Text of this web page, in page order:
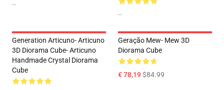
--
--
Generation Articuno- Articuno
3D Diorama Cube- Articuno
Handmade Crystal Diorama
Cube
Geração Mew- Mew 3D
Diorama Cube
€ 78,19$84.99